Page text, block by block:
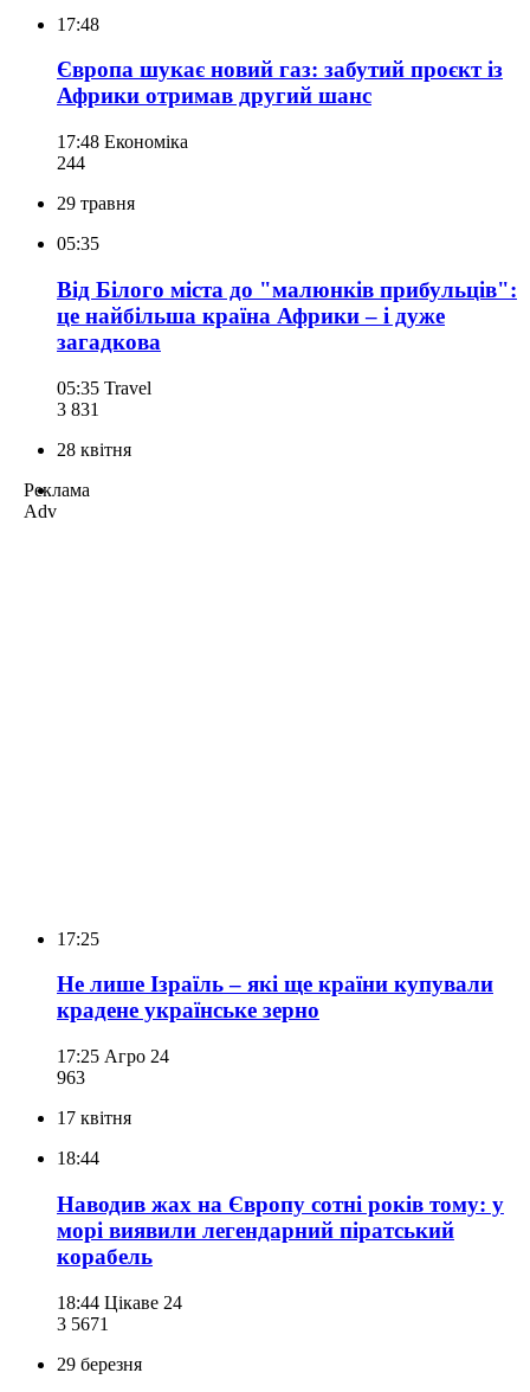
17:48
Європа шукає новий газ: забутий проєкт із
Африки отримав другий шанс
17:48 Економіка
244
29 травня
05:35
Від Білого міста до "малюнків прибульців":
це найбільша країна Африки – і дуже
загадкова
05:35 Travel
3 831
28 квітня
Реклама
Adv
17:25
Не лише Ізраїль – які ще країни купували
крадене українське зерно
17:25 Агро 24
963
17 квітня
18:44
Наводив жах на Європу сотні років тому: у
морі виявили легендарний піратський
корабель
18:44 Цікаве 24
3 5671
29 березня